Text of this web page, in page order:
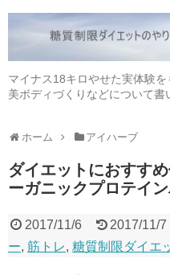
マイナス18キロやせた実体験
美ボディづくりなどについて書
ホーム アイハーブ
ダイエットにおすす
ーガニックプロテイ
2017/11/6 2017/11/7
ー, 筋トレ, 糖質制限ダイエ